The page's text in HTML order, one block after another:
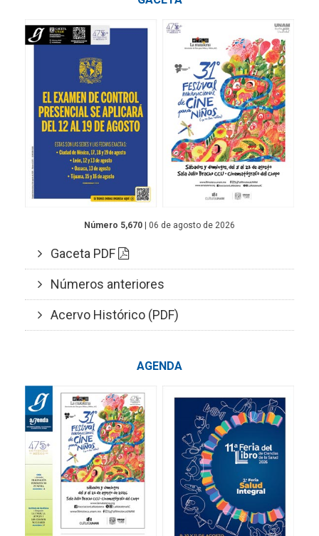
Número 5,670 | 06 de agosto de 2026
Gaceta PDF
Números anteriores
Acervo Histórico (PDF)
AGENDA